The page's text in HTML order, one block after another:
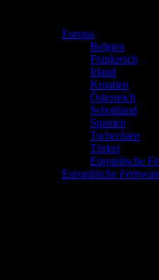
Europa
Belgien
Frankreich
Irland
Kroatien
Österreich
Schottland
Spanien
Tschechien
Türkei
Europäische
Europäische